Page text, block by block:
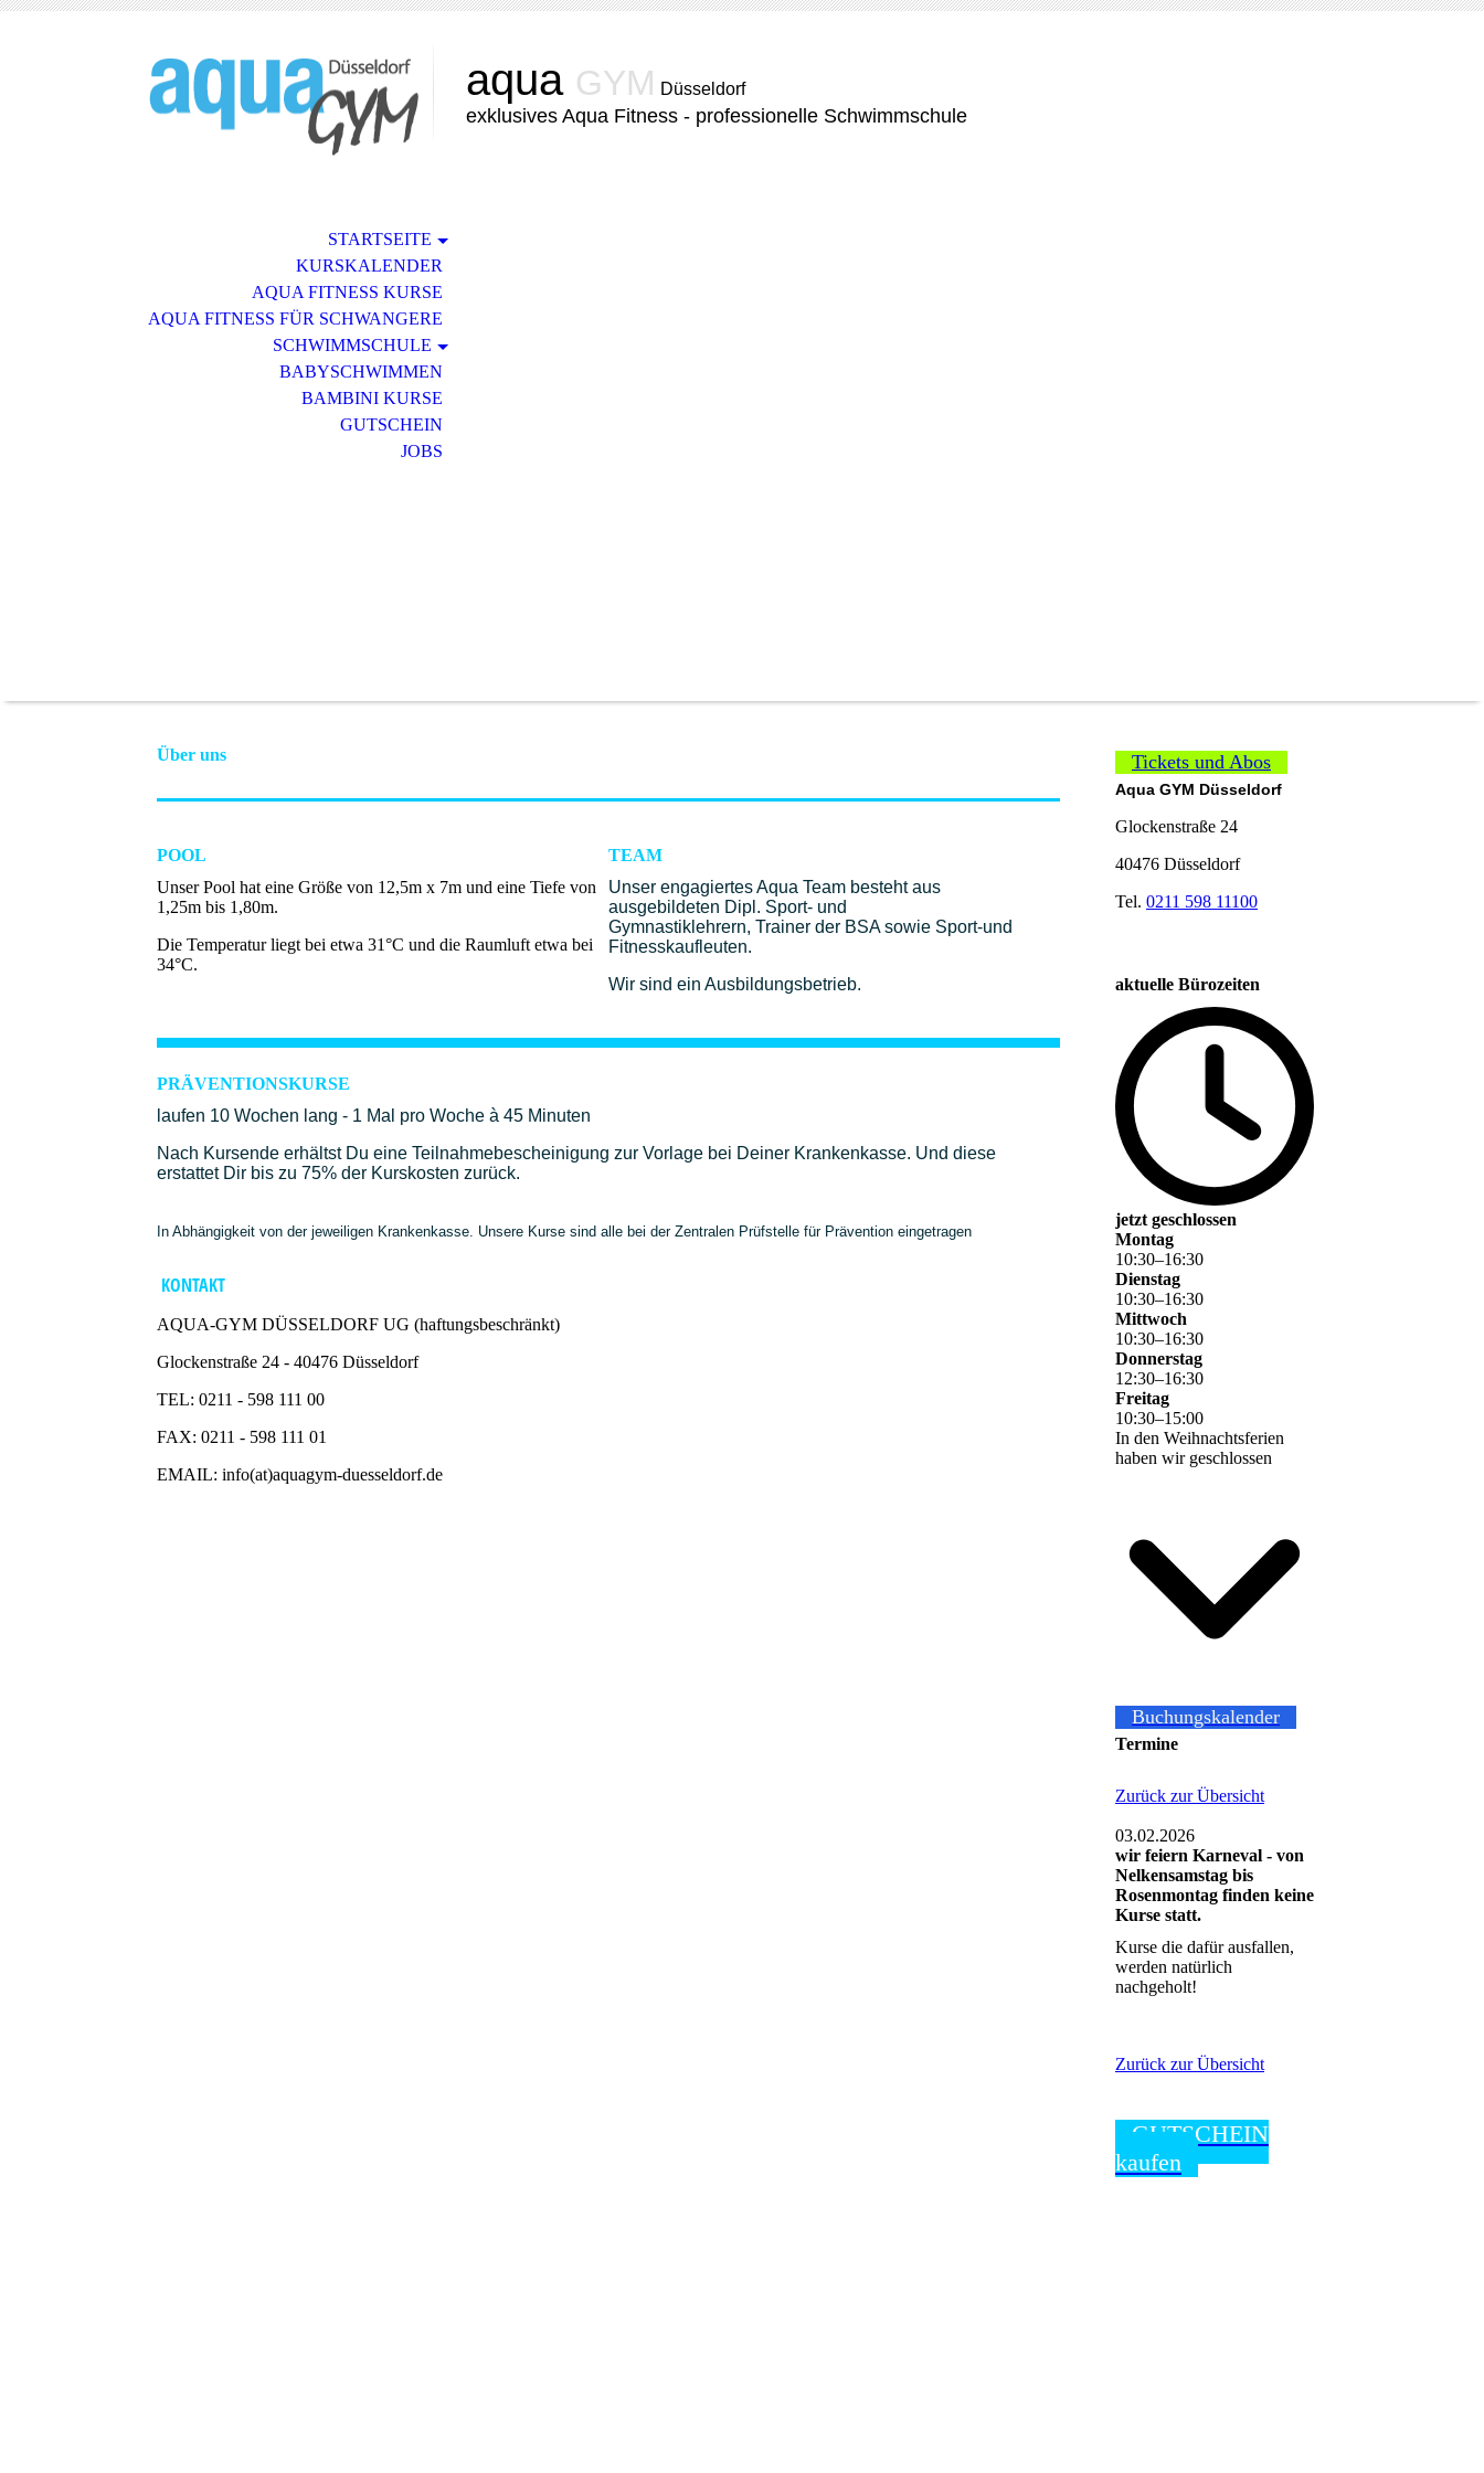
aqua GYM Düsseldorf
exklusives Aqua Fitness - professionelle Schwimmschule
STARTSEITE
KURSKALENDER
AQUA FITNESS KURSE
AQUA FITNESS FÜR SCHWANGERE
SCHWIMMSCHULE
BABYSCHWIMMEN
BAMBINI KURSE
GUTSCHEIN
JOBS
Über uns
POOL
Unser Pool hat eine Größe von 12,5m x 7m und eine Tiefe von
1,25m bis 1,80m.
Die Temperatur liegt bei etwa 31°C und die Raumluft etwa bei
34°C.
TEAM
Unser engagiertes Aqua Team besteht aus
ausgebildeten Dipl. Sport- und
Gymnastiklehrern, Trainer der BSA sowie Sport-und
Fitnesskaufleuten.
Wir sind ein Ausbildungsbetrieb.
PRÄVENTIONSKURSE
laufen 10 Wochen lang - 1 Mal pro Woche à 45 Minuten
Nach Kursende erhältst Du eine Teilnahmebescheinigung zur Vorlage bei Deiner Krankenkasse. Und diese
erstattet Dir bis zu 75% der Kurskosten zurück.
In Abhängigkeit von der jeweiligen Krankenkasse. Unsere Kurse sind alle bei der Zentralen Prüfstelle für Prävention eingetragen
KONTAKT
AQUA-GYM DÜSSELDORF UG (haftungsbeschränkt)
Glockenstraße 24 - 40476 Düsseldorf
TEL: 0211 - 598 111 00
FAX: 0211 - 598 111 01
EMAIL: info(at)aquagym-duesseldorf.de
Tickets und Abos
Aqua GYM Düsseldorf
Glockenstraße 24
40476 Düsseldorf
Tel. 0211 598 11100
aktuelle Bürozeiten
jetzt geschlossen
Montag
10:30–16:30
Dienstag
10:30–16:30
Mittwoch
10:30–16:30
Donnerstag
12:30–16:30
Freitag
10:30–15:00
In den Weihnachtsferien
haben wir geschlossen
Buchungskalender
Termine
Zurück zur Übersicht
03.02.2026
wir feiern Karneval - von
Nelkensamstag bis
Rosenmontag finden keine
Kurse statt.
Kurse die dafür ausfallen,
werden natürlich
nachgeholt!
Zurück zur Übersicht
GUTSCHEIN
kaufen